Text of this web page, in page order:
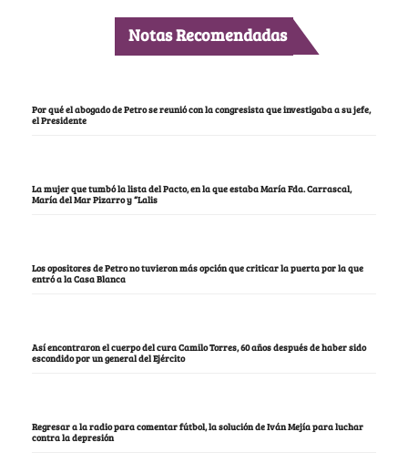
Notas Recomendadas
Por qué el abogado de Petro se reunió con la congresista que investigaba a su jefe,
el Presidente
La mujer que tumbó la lista del Pacto, en la que estaba María Fda. Carrascal,
María del Mar Pizarro y “Lalis
Los opositores de Petro no tuvieron más opción que criticar la puerta por la que
entró a la Casa Blanca
Así encontraron el cuerpo del cura Camilo Torres, 60 años después de haber sido
escondido por un general del Ejército
Regresar a la radio para comentar fútbol, la solución de Iván Mejía para luchar
contra la depresión